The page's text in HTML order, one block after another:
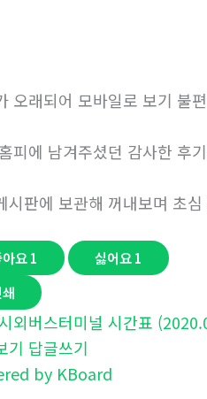
오래되어 모바일로 보기 불
피에 남겨주셨던 감사한 후
시판에 보관해 꺼내보며 초
요1 싫어요1
외버스터미널 시간표
기 답글쓰기
by KBoard